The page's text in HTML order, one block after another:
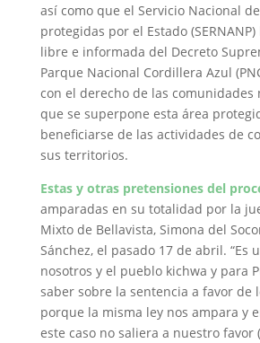
así como que el Servicio Nacional
protegidas por el Estado
libre e informada del Decreto
Parque Nacional Cordillera Azul
con el derecho de las comunidades
que se superpone esta área
beneficiarse de las actividades de
sus territorios.
Estas y otras pretensiones del
amparadas en su totalidad por la
Mixto de Bellavista, Simona del
Sánchez, el pasado 17 de abril. “Es
nosotros y el pueblo kichwa y para
saber sobre la sentencia a favor de
porque la misma ley nos ampara y
este caso no saliera a nuestro favor